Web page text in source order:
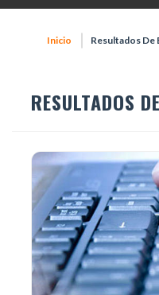
Inicio Resultados De
RESULTADOS